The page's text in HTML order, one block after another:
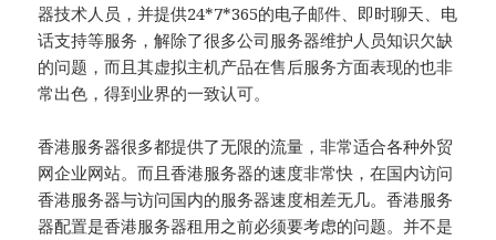
器技术人员，并提供24*7*365的电子邮件、即时聊天、电
话支持等服务，解除了很多公司服务器维护人员知识欠缺
的问题，而且其虚拟主机产品在售后服务方面表现的也非
常出色，得到业界的一致认可。
香港服务器很多都提供了无限的流量，非常适合各种外贸
网企业网站。而且香港服务器的速度非常快，在国内访问
香港服务器与访问国内的服务器速度相差无几。香港服务
器配置是香港服务器租用之前必须要考虑的问题。并不是